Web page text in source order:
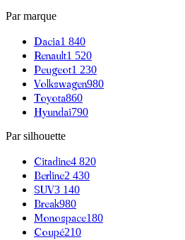
Par marque
Dacia1 840
Renault1 520
Peugeot1 230
Volkswagen980
Toyota860
Hyundai790
Par silhouette
Citadine4 820
Berline2 430
SUV3 140
Break980
Monospace180
Coupé210